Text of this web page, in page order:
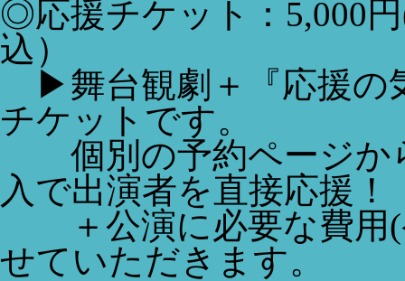
◎応援チケット：5,000
込）
▶舞台観劇＋『応援の
チケットです。
個別の予約ページか
入で出演者を直接応援！
＋公演に必要な費用(
せていただきます。